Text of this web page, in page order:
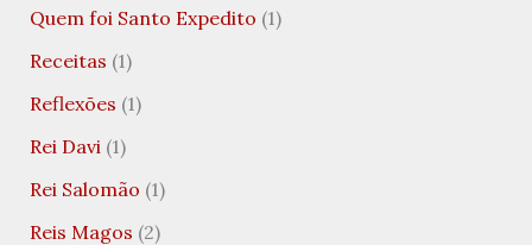
Quem foi Santo Expedito (1)
Receitas (1)
Reflexões (1)
Rei Davi (1)
Rei Salomão (1)
Reis Magos (2)